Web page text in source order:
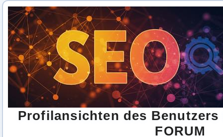
Profilansichten des
FORUM